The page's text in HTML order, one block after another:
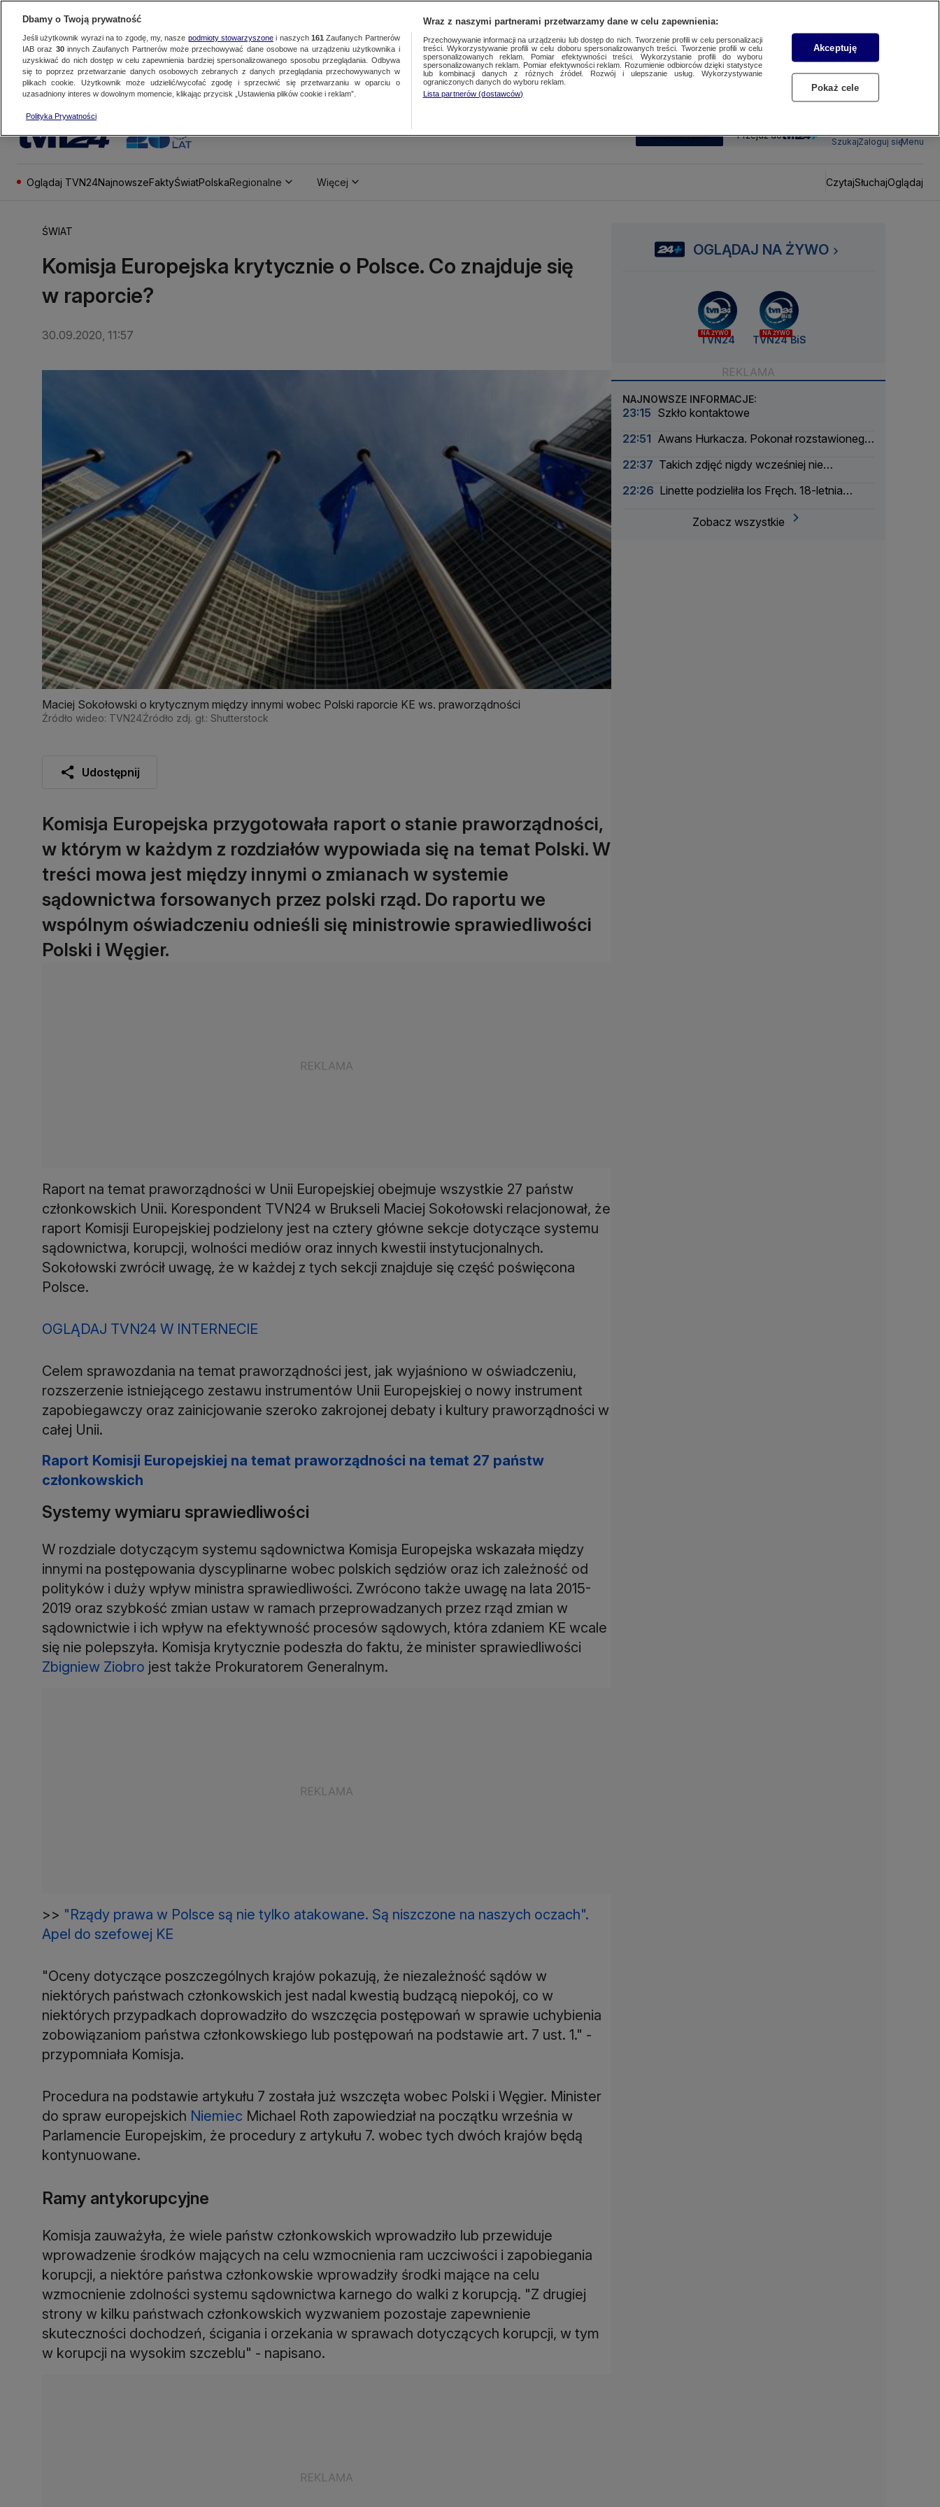
SUBSKRYBUJ Przejdź do
SzukajZaloguj sięMenu
Oglądaj TVN24NajnowszeFaktyŚwiatPolskaRegionalne Więcej CzytajSłuchajOglądaj
ŚWIAT
Komisja Europejska krytycznie o Polsce. Co znajduje się
w raporcie?
30.09.2020, 11:57
Maciej Sokołowski o krytycznym między innymi wobec Polski raporcie KE ws. praworządności
Źródło wideo: TVN24Źródło zdj. gł.: Shutterstock
Udostępnij
Komisja Europejska przygotowała raport o stanie praworządności,
w którym w każdym z rozdziałów wypowiada się na temat Polski. W
treści mowa jest między innymi o zmianach w systemie
sądownictwa forsowanych przez polski rząd. Do raportu we
wspólnym oświadczeniu odnieśli się ministrowie sprawiedliwości
Polski i Węgier.
Raport na temat praworządności w Unii Europejskiej obejmuje wszystkie 27 państw
członkowskich Unii. Korespondent TVN24 w Brukseli Maciej Sokołowski relacjonował, że
raport Komisji Europejskiej podzielony jest na cztery główne sekcje dotyczące systemu
sądownictwa, korupcji, wolności mediów oraz innych kwestii instytucjonalnych.
Sokołowski zwrócił uwagę, że w każdej z tych sekcji znajduje się część poświęcona
Polsce.
OGLĄDAJ TVN24 W INTERNECIE
Celem sprawozdania na temat praworządności jest, jak wyjaśniono w oświadczeniu,
rozszerzenie istniejącego zestawu instrumentów Unii Europejskiej o nowy instrument
zapobiegawczy oraz zainicjowanie szeroko zakrojonej debaty i kultury praworządności w
całej Unii.
Raport Komisji Europejskiej na temat praworządności na temat 27 państw
członkowskich
Systemy wymiaru sprawiedliwości
W rozdziale dotyczącym systemu sądownictwa Komisja Europejska wskazała między
innymi na postępowania dyscyplinarne wobec polskich sędziów oraz ich zależność od
polityków i duży wpływ ministra sprawiedliwości. Zwrócono także uwagę na lata 2015-
2019 oraz szybkość zmian ustaw w ramach przeprowadzanych przez rząd zmian w
sądownictwie i ich wpływ na efektywność procesów sądowych, która zdaniem KE wcale
się nie polepszyła. Komisja krytycznie podeszła do faktu, że minister sprawiedliwości
Zbigniew Ziobro jest także Prokuratorem Generalnym.
>> "Rządy prawa w Polsce są nie tylko atakowane. Są niszczone na naszych oczach".
Apel do szefowej KE
"Oceny dotyczące poszczególnych krajów pokazują, że niezależność sądów w
niektórych państwach członkowskich jest nadal kwestią budzącą niepokój, co w
niektórych przypadkach doprowadziło do wszczęcia postępowań w sprawie uchybienia
zobowiązaniom państwa członkowskiego lub postępowań na podstawie art. 7 ust. 1." -
przypomniała Komisja.
Procedura na podstawie artykułu 7 została już wszczęta wobec Polski i Węgier. Minister
do spraw europejskich Niemiec Michael Roth zapowiedział na początku września w
Parlamencie Europejskim, że procedury z artykułu 7. wobec tych dwóch krajów będą
kontynuowane.
Ramy antykorupcyjne
Komisja zauważyła, że wiele państw członkowskich wprowadziło lub przewiduje
wprowadzenie środków mających na celu wzmocnienia ram uczciwości i zapobiegania
korupcji, a niektóre państwa członkowskie wprowadziły środki mające na celu
wzmocnienie zdolności systemu sądownictwa karnego do walki z korupcją. "Z drugiej
strony w kilku państwach członkowskich wyzwaniem pozostaje zapewnienie
skuteczności dochodzeń, ścigania i orzekania w sprawach dotyczących korupcji, w tym
w korupcji na wysokim szczeblu" - napisano.
OGLĄDAJ NA ŻYWO
NA ŻYWO
TVN24
NA ŻYWO
TVN24 BiS
NAJNOWSZE INFORMACJE:
23:15 Szkło kontaktowe
22:51 Awans Hurkacza. Pokonał rozstawionego
22:37 Takich zdjęć nigdy wcześniej nie
22:26 Linette podzieliła los Fręch. 18-letnia
Zobacz wszystkie
Dbamy o Twoją prywatność
Jeśli użytkownik wyrazi na to zgodę, my, nasze podmioty stowarzyszonei naszych 161 Zaufanych Partnerów
IAB oraz 30innych Zaufanych Partnerów może przechowywać dane osobowe na urządzeniu użytkownika i
uzyskiwać do nich dostęp w celu zapewnienia bardziej spersonalizowanego sposobu przeglądania. Odbywa
się to poprzez przetwarzanie danych osobowych zebranych z danych przeglądania przechowywanych w
plikach cookie. Użytkownik może udzielić/wycofać zgodę i sprzeciwić się przetwarzaniu w oparciu o
uzasadniony interes w dowolnym momencie, klikając przycisk „Ustawienia plików cookie i reklam”.
Polityka Prywatności
Wraz z naszymi partnerami przetwarzamy dane w celu zapewnienia:
Przechowywanie informacji na urządzeniu lub dostęp do nich. Tworzenie profili w celu personalizacji
treści. Wykorzystywanie profili w celu doboru spersonalizowanych treści. Tworzenie profili w celu
spersonalizowanych reklam. Pomiar efektywności treści. Wykorzystanie profili do wyboru
spersonalizowanych reklam. Pomiar efektywności reklam. Rozumienie odbiorców dzięki statystyce
lub kombinacji danych z różnych źródeł. Rozwój i ulepszanie usług. Wykorzystywanie
ograniczonych danych do wyboru reklam.
Lista partnerów (dostawców)
Akceptuję
Pokaż cele